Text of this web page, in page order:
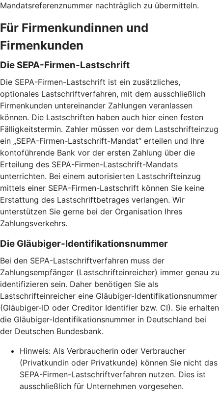
Mandatsreferenznummer nachträglich zu übermitteln.
Für Firmenkundinnen und
Firmenkunden
Die SEPA-Firmen-Lastschrift
Die SEPA-Firmen-Lastschrift ist ein zusätzliches,
optionales Lastschriftverfahren, mit dem ausschließlich
Firmenkunden untereinander Zahlungen veranlassen
können. Die Lastschriften haben auch hier einen festen
Fälligkeitstermin. Zahler müssen vor dem Lastschrifteinzug
ein „SEPA-Firmen-Lastschrift-Mandat” erteilen und Ihre
kontoführende Bank vor der ersten Zahlung über die
Erteilung des SEPA-Firmen-Lastschrift-Mandats
unterrichten. Bei einem autorisierten Lastschrifteinzug
mittels einer SEPA-Firmen-Lastschrift können Sie keine
Erstattung des Lastschriftbetrages verlangen. Wir
unterstützen Sie gerne bei der Organisation Ihres
Zahlungsverkehrs.
Die Gläubiger-Identifikationsnummer
Bei den SEPA-Lastschriftverfahren muss der
Zahlungsempfänger (Lastschrifteinreicher) immer genau zu
identifizieren sein. Daher benötigen Sie als
Lastschrifteinreicher eine Gläubiger-Identifikationsnummer
(Gläubiger-ID oder Creditor Identifier bzw. CI). Sie erhalten
die Gläubiger-Identifikationsnummer in Deutschland bei
der Deutschen Bundesbank.
Hinweis: Als Verbraucherin oder Verbraucher
(Privatkundin oder Privatkunde) können Sie nicht das
SEPA-Firmen-Lastschriftverfahren nutzen. Dies ist
ausschließlich für Unternehmen vorgesehen.